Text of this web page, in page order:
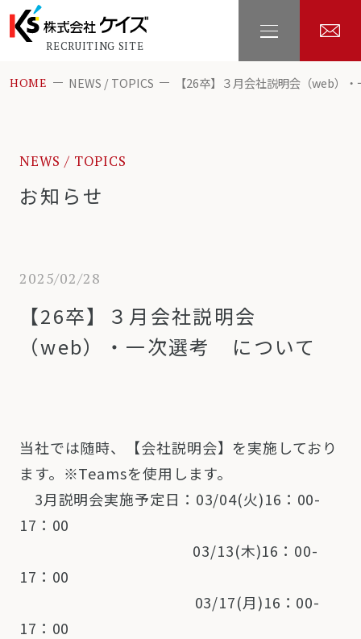
RECRUITING SITE
HOME NEWS / TOPICS 【26卒】３月会社説明会（web）
NEWS / TOPICS
お知らせ
2025/02/28
【26卒】３月会社説明会
（web）・一次選考 について
当社では随時、【会社説明会】を実施しており
ます。※Teamsを使用します。
3月説明会実施予定日：03/04(火)16：00-
17：00
03/13(木)16：00-
17：00
03/17(月)16：00-
17：00